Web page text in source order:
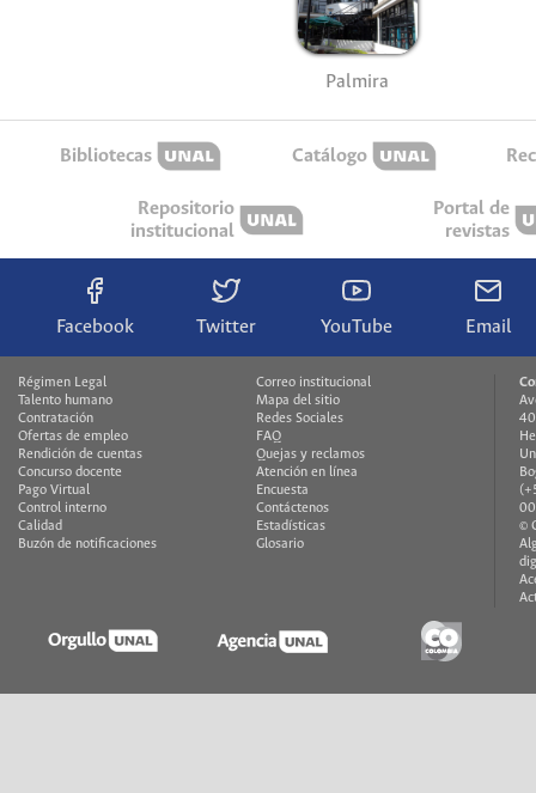
Palmira
Bibliotecas Catálogo
Repositorio
institucional
Portal de
revistas
Facebook Twitter YouTube Email
Régimen Legal
Talento humano
Contratación
Ofertas de empleo
Rendición de cuentas
Concurso docente
Pago Virtual
Control interno
Calidad
Buzón de notificaciones
Correo institucional
Mapa del sitio
Redes Sociales
FAQ
Quejas y reclamos
Atención en línea
Encuesta
Contáctenos
Estadísticas
Glosario
©